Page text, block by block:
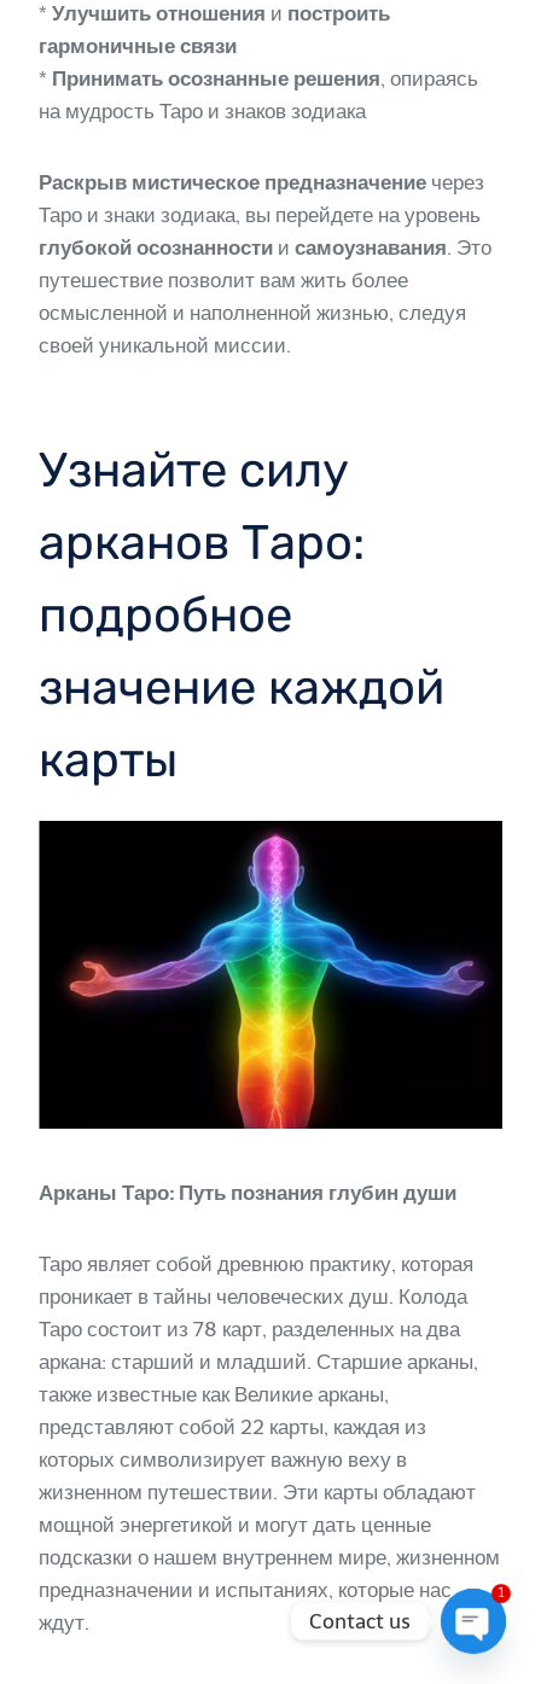
* Улучшить отношения и построить
гармоничные связи
* Принимать осознанные решения, опираясь
на мудрость Таро и знаков зодиака
Раскрыв мистическое предназначение через
Таро и знаки зодиака, вы перейдете на уровень
глубокой осознанности и самоузнавания. Это
путешествие позволит вам жить более
осмысленной и наполненной жизнью, следуя
своей уникальной миссии.
Узнайте силу
арканов Таро:
подробное
значение каждой
карты
Арканы Таро: Путь познания глубин души
Таро являет собой древнюю практику, которая
проникает в тайны человеческих душ. Колода
Таро состоит из 78 карт, разделенных на два
аркана: старший и младший. Старшие арканы,
также известные как Великие арканы,
представляют собой 22 карты, каждая из
которых символизирует важную веху в
жизненном путешествии. Эти карты обладают
мощной энергетикой и могут дать ценные
подсказки о нашем внутреннем мире, жизненном
предназначении и испытаниях, которые нас
ждут.
Contact us
1